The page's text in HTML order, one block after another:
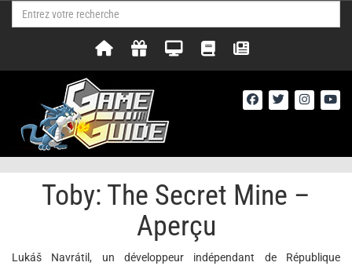
Toby: The Secret Mine –
Aperçu
Lukáš Navrátil, un développeur indépendant de République